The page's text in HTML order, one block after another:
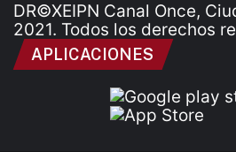
DR©XEIPN Canal Once,
2021. Todos los derechos
APLICACIONES